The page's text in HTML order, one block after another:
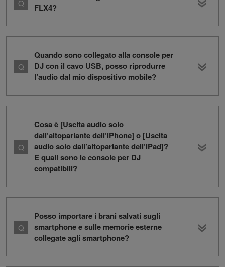
FLX4?
Quando sono collegato alla console per
DJ con il cavo USB, posso riprodurre
l’audio dal mio dispositivo mobile?
Cosa è [Uscita audio solo
dall’altoparlante dell’iPhone] o [Uscita
audio solo dall’altoparlante dell’iPad]?
E quali sono le console per DJ
compatibili?
Posso importare i brani salvati sugli
smartphone e sulle memorie esterne
collegate agli smartphone?